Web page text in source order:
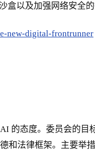
以及加强网络安全的
new-digital-frontrunner
的态度。委员会的
法律框架。主要举